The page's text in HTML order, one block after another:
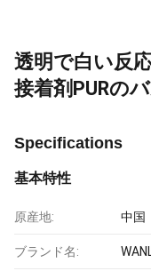
透明で白い反
接着剤PURの
Specifications
基本特性
原産地: 中国
ブランド名: